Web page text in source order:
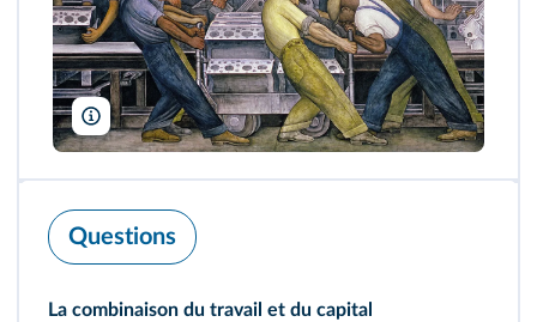
Rivera, Diego/Detroit Institute of Arts, USA/Gift of Edsel B. Ford/
Questions
La combinaison du travail et du capital